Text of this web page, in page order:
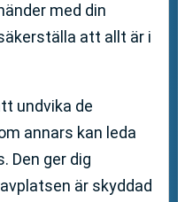
med din
att allt är i
undvika de
annars kan leda
Den ger dig
är skyddad